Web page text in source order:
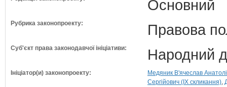
Основний
Рубрика законопроекту: Правова
Суб'єкт права законодавчої ініціативи: Народний
Ініціатор(и) законопроекту:
Медяник В'ячеслав
Сергійович (IX скликання)